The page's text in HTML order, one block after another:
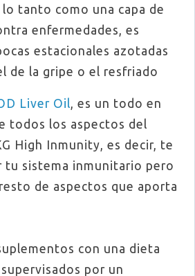
tanto como una capa de
enfermedades, es
estacionales azotadas
de la gripe o el resfriado
Liver Oil, es un todo en
todos los aspectos del
High Inmunity, es decir, te
tu sistema inmunitario pero
de aspectos que aporta
con una dieta
por un